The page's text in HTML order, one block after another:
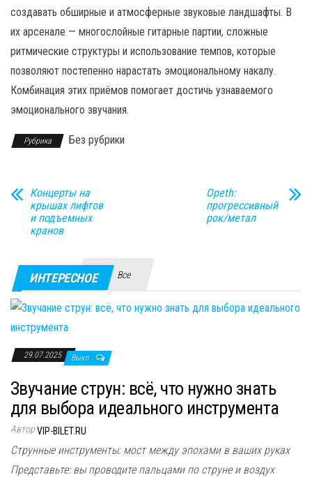
создавать обширные и атмосферные звуковые ландшафты. В
их арсенале — многослойные гитарные партии, сложные
ритмические структуры и использование темпов, которые
позволяют постепенно нарастать эмоциональному накалу.
Комбинация этих приёмов помогает достичь узнаваемого
эмоционального звучания.
Рубрика Без рубрики
Концерты на
крышах лифтов
и подъемных
кранов
Opeth:
прогрессивный
рок/метал
ИНТЕРЕСНОЕ Все
29.07.2025 Выкл.
Звучание струн: всё, что нужно знать
для выбора идеального инструмента
АвторVIP-BILET.RU
Струнные инструменты: мост между эпохами в ваших руках
Представьте: вы проводите пальцами по струне и воздух